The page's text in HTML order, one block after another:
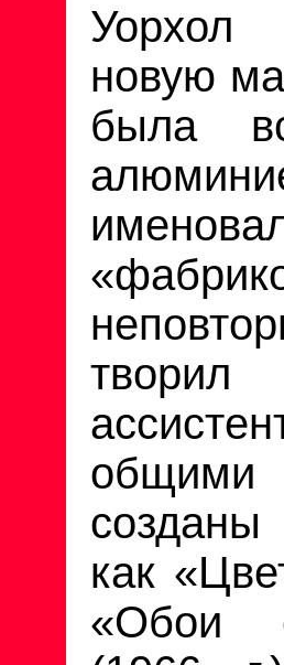
Уорхол
новую
была
творил
как
«Обои